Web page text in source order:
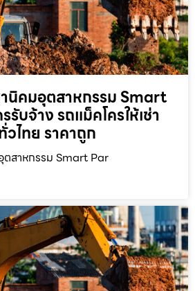
านิคมอุตสาหกรรม Smart
รับจ้าง รถแม็คโครให้เช่า
ไทย ราคาถูก
ตสาหกรรม Smart Par